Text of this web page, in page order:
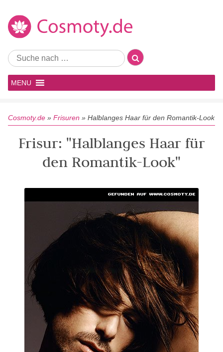
MENU
Cosmoty.de » Frisuren » Halblanges Haar für den Romantik-Look
Frisur: "Halblanges Haar für
den Romantik-Look"